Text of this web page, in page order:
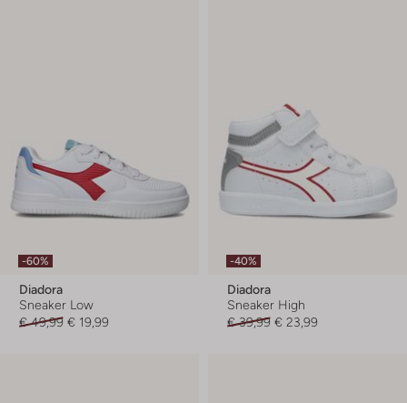
-60%
Diadora
Sneaker Low
€ 49,99 € 19,99
-40%
Diadora
Sneaker High
€ 39,99 € 23,99